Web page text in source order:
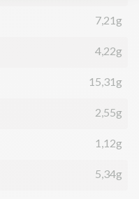
7,21g
4,22g
15,31g
2,55g
1,12g
5,34g